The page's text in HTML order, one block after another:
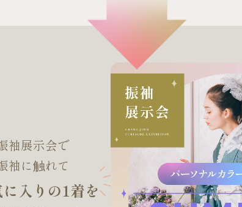
袖展示会で
袖に触れて
入りの1着を